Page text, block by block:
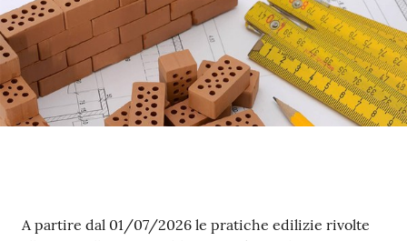
T
u
i
s
m
gli
Contenuto
A partire dal 01/07/2026 le pratiche edilizie rivolte